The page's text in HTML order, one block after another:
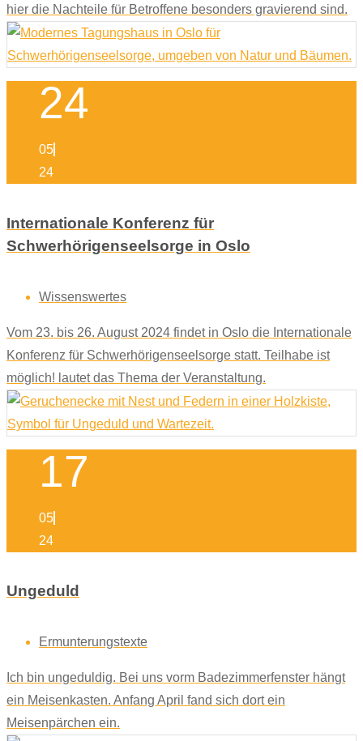
hier die Nachteile für Betroffene besonders gravierend sind.
24
05
24
Internationale Konferenz für
Schwerhörigenseelsorge in Oslo
Wissenswertes
Vom 23. bis 26. August 2024 findet in Oslo die Internationale
Konferenz für Schwerhörigenseelsorge statt. Teilhabe ist
möglich! lautet das Thema der Veranstaltung.
17
05
24
Ungeduld
Ermunterungstexte
Ich bin ungeduldig. Bei uns vorm Badezimmerfenster hängt
ein Meisenkasten. Anfang April fand sich dort ein
Meisenpärchen ein.